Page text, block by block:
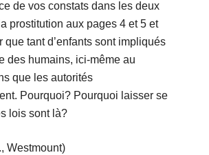
de vos constats dans les deux
prostitution aux pages 4 et 5 et
que tant d’enfants sont impliqués
des humains, ici-même au
que les autorités
Pourquoi? Pourquoi laisser se
lois sont là?
Westmount)